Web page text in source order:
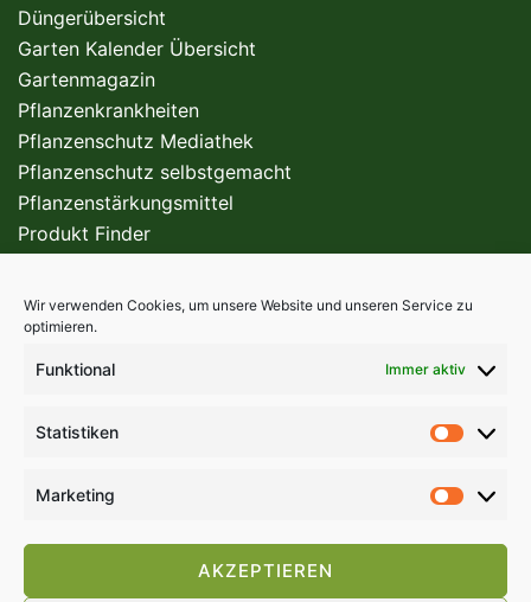
Wir verwenden Cookies, um unsere Website und unseren Service zu
optimieren.
Funktional Immer aktiv
Statistiken
Marketing
AKZEPTIEREN
Düngerübersicht
Garten Kalender Übersicht
Gartenmagazin
Pflanzenkrankheiten
Pflanzenschutz Mediathek
Pflanzenschutz selbstgemacht
Pflanzenstärkungsmittel
Produkt Finder
FÜR DEN PROFI